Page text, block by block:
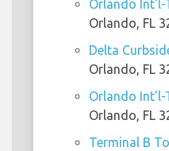
Orlando Int'l-
Orlando, FL
Delta
Orlando, FL
Orlando Int'l-
Orlando, FL
Terminal B